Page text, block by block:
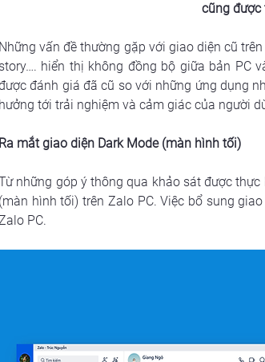
cũng được
Những vấn đề thường gặp với giao diện cũ
story…. hiển thị không đồng bộ giữa bản PC
đánh giá đã cũ so với những ứng dụng
hưởng tới trải nghiệm và cảm giác của người
Ra mắt giao diện Dark Mode (màn hình tối)
những góp ý thông qua khảo sát được
(màn hình tối) trên Zalo PC. Việc bổ sung
PC.